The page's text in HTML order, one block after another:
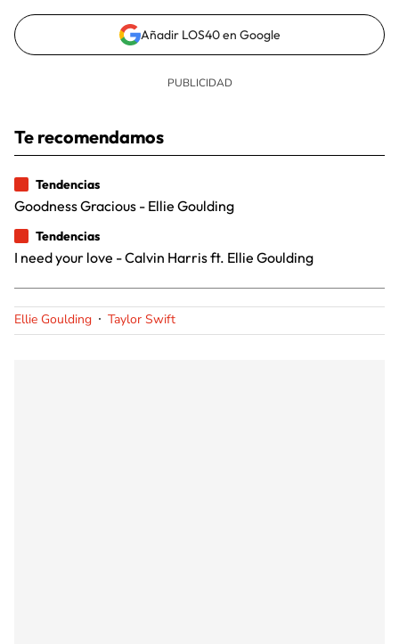
Añadir LOS40 en Google
Te recomendamos
Tendencias
Goodness Gracious - Ellie Goulding
Tendencias
I need your love - Calvin Harris ft. Ellie Goulding
Ellie Goulding Taylor Swift